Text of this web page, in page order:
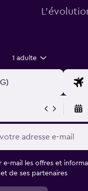
1 adulte
e-mail les offres et
de ses partenaires